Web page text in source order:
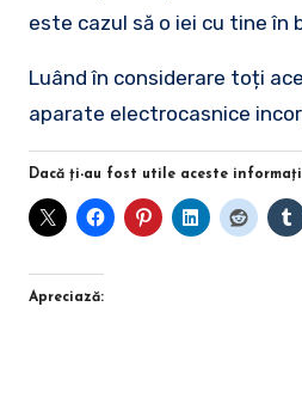
este cazul să o iei cu tine în
Luând în considerare toți
aparate electrocasnice
Dacă ţi-au fost utile aceste
Apreciază: